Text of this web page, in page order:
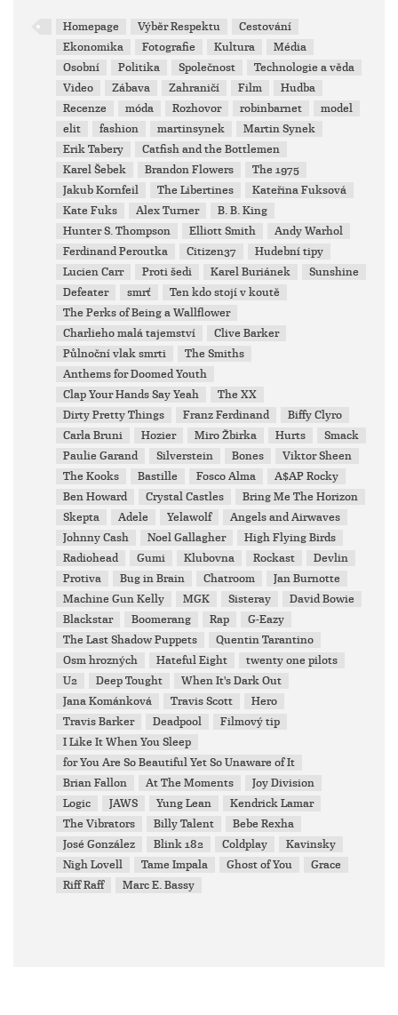
Homepage Výběr Respektu
Cestování
Ekonomika
Fotografie Kultura
Média
Osobní
Politika Společnost
Technologie a věda
Video
Zábava Zahraničí Film
Hudba
Recenze
móda Rozhovor robinbarnet
model
elit
fashion martinsynek
Martin Synek
Erik Tabery
Catfish and the Bottlemen
Karel Šebek
Brandon Flowers
The 1975
Jakub Kornfeil
The Libertines
Kateřina Fuksová
Kate Fuks
Alex Turner
B. B. King
Hunter S. Thompson
Elliott Smith
Andy Warhol
Ferdinand Peroutka
Citizen37
Hudební tipy
Lucien Carr
Proti šedi Karel Buriánek
Sunshine
Defeater
smrť
Ten kdo stojí v koutě
The Perks of Being a Wallflower
Charlieho malá tajemství
Clive Barker
Půlnoční vlak smrti
The Smiths
Anthems for Doomed Youth
Clap Your Hands Say Yeah
The XX
Dirty Pretty Things
Franz Ferdinand
Biffy Clyro
Carla Bruni
Hozier Miro Žbirka Hurts
Smack
Paulie Garand
Silverstein Bones
Viktor Sheen
The Kooks
Bastille Fosco Alma
A$AP Rocky
Ben Howard
Crystal Castles
Bring Me The Horizon
Skepta
Adele Yelawolf
Angels and Airwaves
Johnny Cash
Noel Gallagher
High Flying Birds
Radiohead
Gumi Klubovna Rockast
Devlin
Protiva
Bug in Brain Chatroom
Jan Burnotte
Machine Gun Kelly
MGK Sisteray
David Bowie
Blackstar
Boomerang Rap
G-Eazy
The Last Shadow Puppets
Quentin Tarantino
Osm hrozných
Hateful Eight
twenty one pilots
U2
Deep Tought
When It's Dark Out
Jana Kománková
Travis Scott
Hero
Travis Barker
Deadpool
Filmový tip
I Like It When You Sleep
for You Are So Beautiful Yet So Unaware of It
Brian Fallon
At The Moments
Joy Division
Logic
JAWS Yung Lean
Kendrick Lamar
The Vibrators
Billy Talent
Bebe Rexha
José González
Blink 182 Coldplay
Kavinsky
Nigh Lovell
Tame Impala Ghost of You
Grace
Riff Raff
Marc E. Bassy